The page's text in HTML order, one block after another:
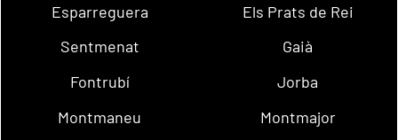
Esparreguera
Els Prats de Rei
Sentmenat
Gaià
Fontrubí
Jorba
Montmaneu
Montmajor